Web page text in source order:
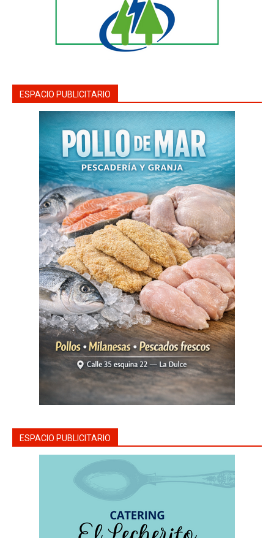
ESPACIO PUBLICITARIO
ESPACIO PUBLICITARIO